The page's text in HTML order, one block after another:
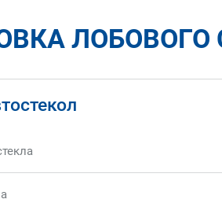
ЛОБОВОГО